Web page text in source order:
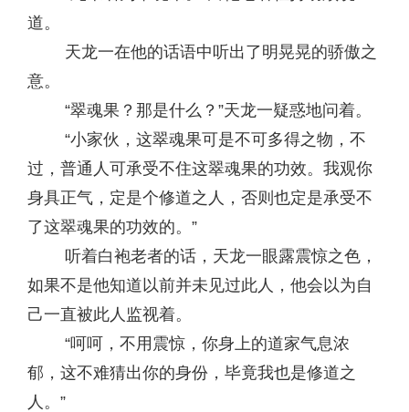
道。
天龙一在他的话语中听出了明晃晃的骄傲之
意。
“翠魂果？那是什么？”天龙一疑惑地问着。
“小家伙，这翠魂果可是不可多得之物，不
过，普通人可承受不住这翠魂果的功效。我观你
身具正气，定是个修道之人，否则也定是承受不
了这翠魂果的功效的。”
听着白袍老者的话，天龙一眼露震惊之色，
如果不是他知道以前并未见过此人，他会以为自
己一直被此人监视着。
“呵呵，不用震惊，你身上的道家气息浓
郁，这不难猜出你的身份，毕竟我也是修道之
人。”